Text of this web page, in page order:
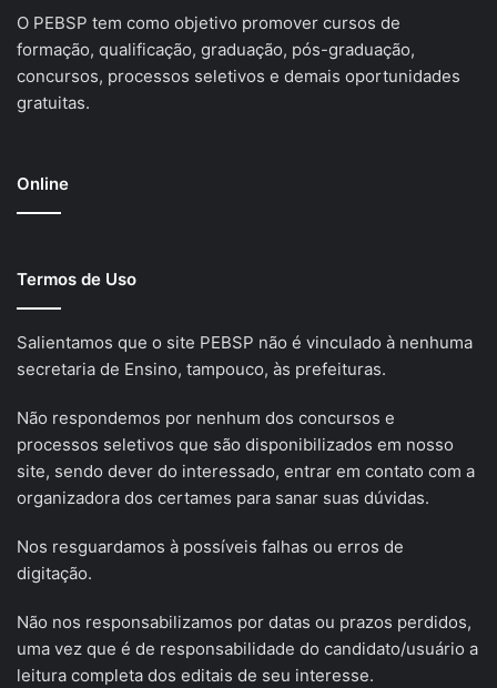
O PEBSP tem como objetivo promover cursos de
formação, qualificação, graduação, pós-graduação,
concursos, processos seletivos e demais oportunidades
gratuitas.
Online
Termos de Uso
Salientamos que o site PEBSP não é vinculado à nenhuma
secretaria de Ensino, tampouco, às prefeituras.
Não respondemos por nenhum dos concursos e
processos seletivos que são disponibilizados em nosso
site, sendo dever do interessado, entrar em contato com a
organizadora dos certames para sanar suas dúvidas.
Nos resguardamos à possíveis falhas ou erros de
digitação.
Não nos responsabilizamos por datas ou prazos perdidos,
uma vez que é de responsabilidade do candidato/usuário a
leitura completa dos editais de seu interesse.